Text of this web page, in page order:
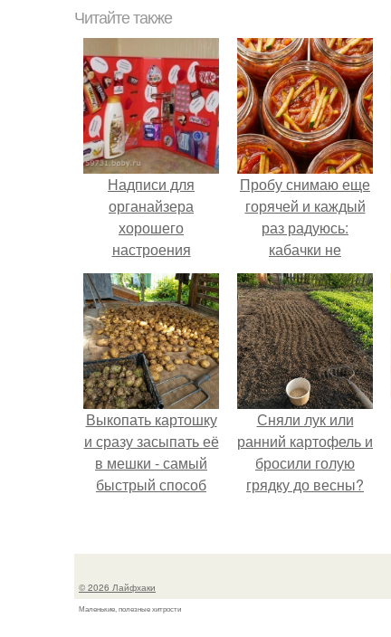
Читайте также
Надписи для
органайзера
хорошего
настроения
распечатать. Идеи
"Органайзеров
Хорошего
Настроения" с
примерами
подарочков.
Пробу снимаю еще
горячей и каждый
раз радуюсь:
кабачки не
развариваются, а
соус получается
густым и
пикантным.
Выкопать картошку
и сразу засыпать её
в мешки - самый
быстрый способ
порезы и больные
Сняли лук или
ранний картофель и
бросили голую
грядку до весны?
© 2026 Лайфхаки
Маленькие, полезные хитрости